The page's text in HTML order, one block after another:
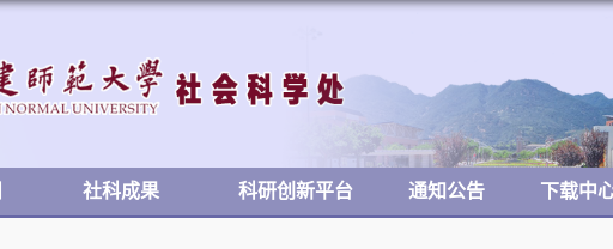
社科成果 科研创新平台 通知公告 下载中